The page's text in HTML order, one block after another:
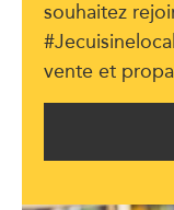
souhaitez
vente et